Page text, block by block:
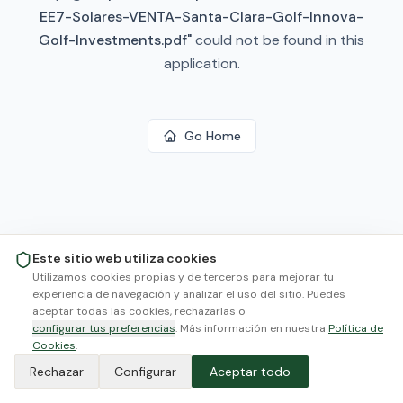
EE7-Solares-VENTA-Santa-Clara-Golf-Innova-
Golf-Investments.pdf"could not be found in this
application.
Go Home
Este sitio web utiliza cookies
Utilizamos cookies propias y de terceros para mejorar tu
experiencia de navegación y analizar el uso del sitio. Puedes
aceptar todas las cookies, rechazarlas o
configurar tus preferencias. Más información en nuestra Política de
Cookies.
Rechazar Configurar Aceptar todo